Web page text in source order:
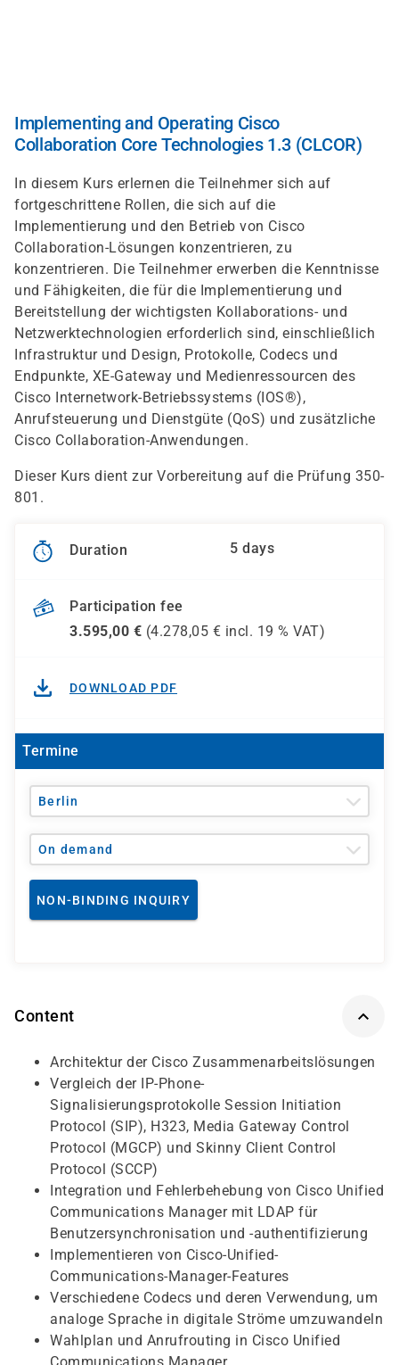
Implementing and Operating Cisco
Collaboration Core Technologies 1.3 (CLCOR)
In diesem Kurs erlernen die Teilnehmer sich auf
fortgeschrittene Rollen, die sich auf die
Implementierung und den Betrieb von Cisco
Collaboration-Lösungen konzentrieren, zu
konzentrieren. Die Teilnehmer erwerben die Kenntnisse
und Fähigkeiten, die für die Implementierung und
Bereitstellung der wichtigsten Kollaborations- und
Netzwerktechnologien erforderlich sind, einschließlich
Infrastruktur und Design, Protokolle, Codecs und
Endpunkte, XE-Gateway und Medienressourcen des
Cisco Internetwork-Betriebssystems (IOS®),
Anrufsteuerung und Dienstgüte (QoS) und zusätzliche
Cisco Collaboration-Anwendungen.
Dieser Kurs dient zur Vorbereitung auf die Prüfung 350-
801.
Duration 5 days
Participation fee
3.595,00 € (4.278,05 € incl. 19 % VAT)
DOWNLOAD PDF
Termine
Berlin
On demand
NON-BINDING INQUIRY
Content
Architektur der Cisco Zusammenarbeitslösungen
Vergleich der IP-Phone-
Signalisierungsprotokolle Session Initiation
Protocol (SIP), H323, Media Gateway Control
Protocol (MGCP) und Skinny Client Control
Protocol (SCCP)
Integration und Fehlerbehebung von Cisco Unified
Communications Manager mit LDAP für
Benutzersynchronisation und -authentifizierung
Implementieren von Cisco-Unified-
Communications-Manager-Features
Verschiedene Codecs und deren Verwendung, um
analoge Sprache in digitale Ströme umzuwandeln
Wahlplan und Anrufrouting in Cisco Unified